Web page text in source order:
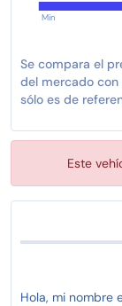
Min
Se compara el
del mercado
sólo es de
Este
Hola, mi nombre